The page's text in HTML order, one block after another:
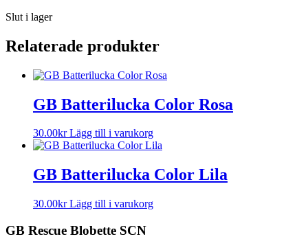
Slut i lager
Relaterade produkter
GB Batterilucka Color Rosa
30.00kr Lägg till i varukorg
GB Batterilucka Color Lila
30.00kr Lägg till i varukorg
GB Rescue Blobette SCN